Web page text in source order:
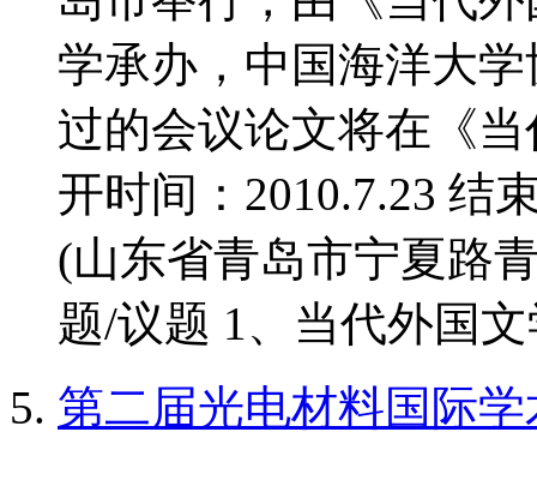
学承办，中国海洋大
过的会议论文将在《
开时间：2010.7.23 结
(山东省青岛市宁夏路
题/议题 1、当代外国文
第二届光电材料国际